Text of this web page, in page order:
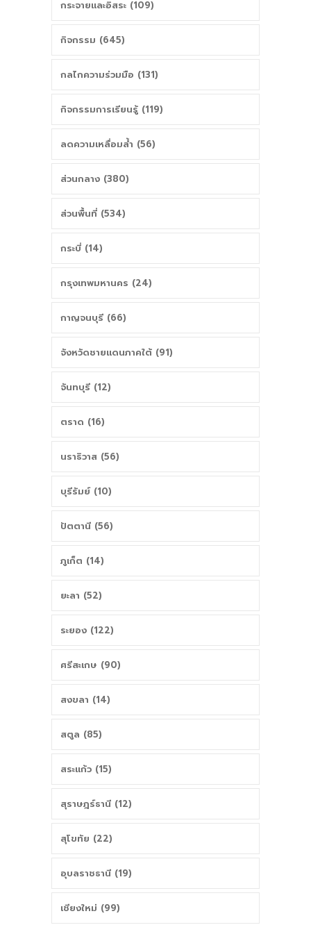
กระจายและอิสระ (109)
กิจกรรม (645)
กลไกความร่วมมือ (131)
กิจกรรมการเรียนรู้ (119)
ลดความเหลื่อมล้ำ (56)
ส่วนกลาง (380)
ส่วนพื้นที่ (534)
กระบี่ (14)
กรุงเทพมหานคร (24)
กาญจนบุรี (66)
จังหวัดชายแดนภาคใต้ (91)
จันทบุรี (12)
ตราด (16)
นราธิวาส (56)
บุรีรัมย์ (10)
ปัตตานี (56)
ภูเก็ต (14)
ยะลา (52)
ระยอง (122)
ศรีสะเกษ (90)
สงขลา (14)
สตูล (85)
สระแก้ว (15)
สุราษฎร์ธานี (12)
สุโขทัย (22)
อุบลราชธานี (19)
เชียงใหม่ (99)